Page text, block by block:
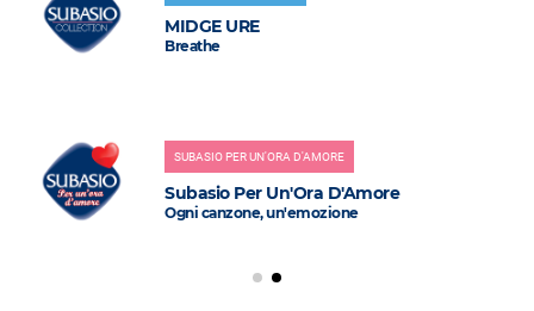
MIDGE URE
Breathe
SUBASIO PER UN'ORA D'AMORE
Subasio Per Un'Ora D'Amore
Ogni canzone, un'emozione